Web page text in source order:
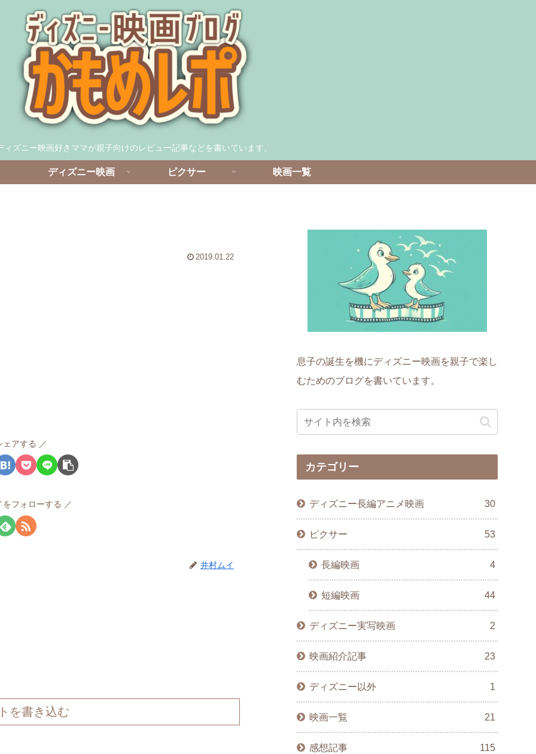
ィズニー映画好きママが親子向けのレビュー記事などを書いています。
ディズニー映画 ピクサー 映画一覧
2019.01.22
ェアする
をフォローする
井村ムイ
を書き込む
息子の誕生を機にディズニー映画を親子で楽し
むためのブログを書いています。
カテゴリー
ディズニー長編アニメ映画 30
ピクサー 53
長編映画 4
短編映画 44
ディズニー実写映画 2
映画紹介記事 23
ディズニー以外 1
映画一覧 21
感想記事 115